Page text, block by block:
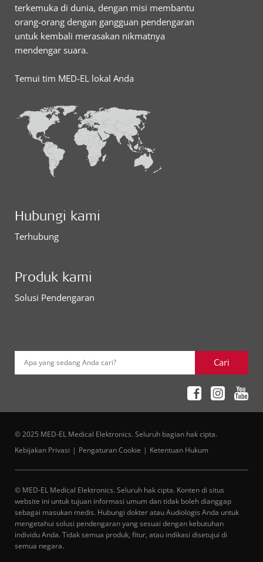
terkemuka di dunia, dengan misi membantu
orang-orang dengan gangguan pendengaran
untuk kembali merasakan nikmatnya
mendengar suara.
Temui tim MED-EL lokal Anda
Hubungi kami
Terhubung
Produk kami
Solusi Pendengaran
Apa yang sedang Anda cari? Cari
© 2025 MED-EL Medical Elektronics. Seluruh bagian hak cipta.
Kebijakan Privasi
Pengaturan Cookie Ketentuan Hukum
© MED-EL Medical Elektronics. Seluruh hak cipta. Konten di situs
website ini untuk tujuan informasi umum dan tidak boleh dianggap
sebagai masukan medis. Hubungi dokter atau Audiologis Anda untuk
mengetahui solusi pendengaran yang sesuai dengan kebutuhan
individu Anda. Tidak semua produk, fitur, atau indikasi disetujui di
semua negara.